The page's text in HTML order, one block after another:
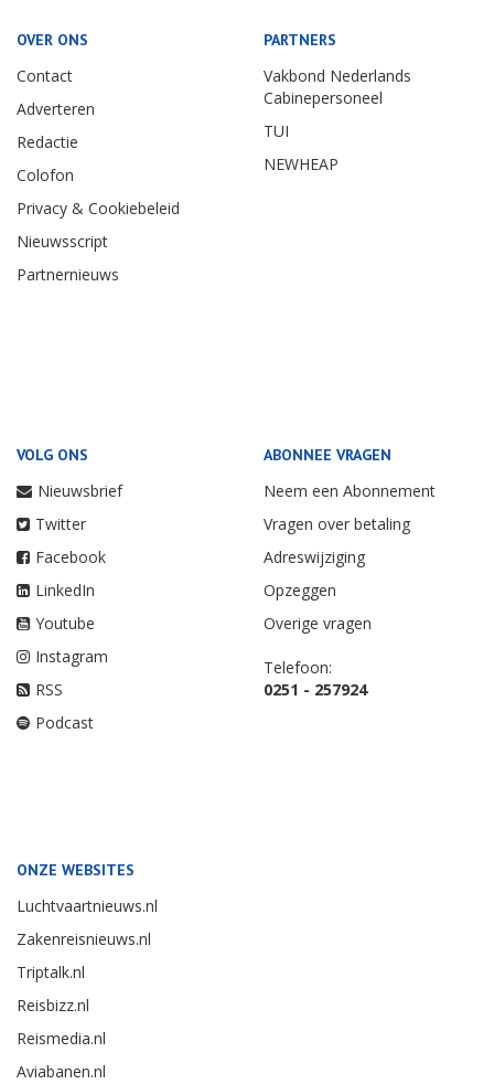
OVER ONS
Contact
Adverteren
Redactie
Colofon
Privacy & Cookiebeleid
Nieuwsscript
Partnernieuws
PARTNERS
Vakbond Nederlands
Cabinepersoneel
TUI
NEWHEAP
VOLG ONS
Nieuwsbrief
Twitter
Facebook
LinkedIn
Youtube
Instagram
RSS
Podcast
ABONNEE VRAGEN
Neem een Abonnement
Vragen over betaling
Adreswijziging
Opzeggen
Overige vragen
Telefoon:
0251 - 257924
ONZE WEBSITES
Luchtvaartnieuws.nl
Zakenreisnieuws.nl
Triptalk.nl
Reisbizz.nl
Reismedia.nl
Aviabanen.nl